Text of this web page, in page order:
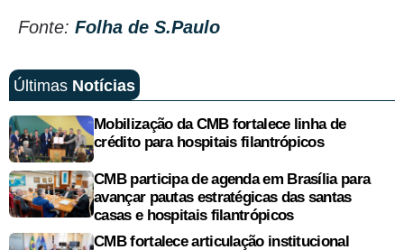
Fonte: Folha de S.Paulo
Últimas Notícias
Mobilização da CMB fortalece linha de
crédito para hospitais filantrópicos
CMB participa de agenda em Brasília para
avançar pautas estratégicas das santas
casas e hospitais filantrópicos
CMB fortalece articulação institucional